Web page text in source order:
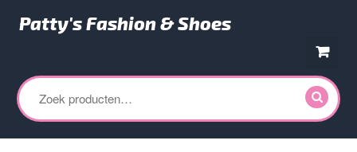
naar
navigatie
naar
de
inhoud
Patty's Fashion & Shoes
Zoeken
naar: